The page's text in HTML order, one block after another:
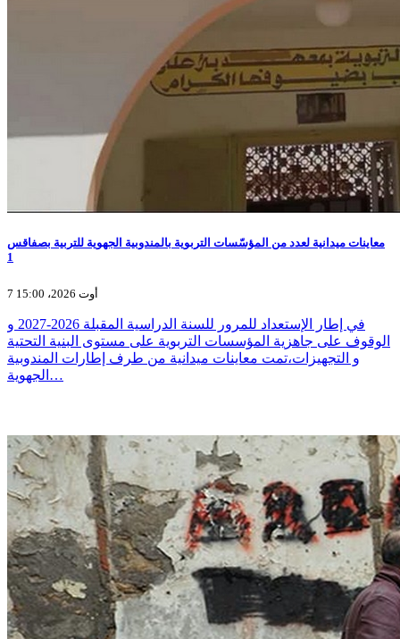
معاينات ميدانية لعدد من المؤسّسات التربوية بالمندوبية الجهوية للتربية بصفاقس
1
7 أوت 2026، 15:00
في إطار الإستعداد للمرور للسنة الدراسية المقبلة 2026-2027 و
الوقوف على جاهزية المؤسسات التربوية على مستوى البنية التحتية
و التجهيزات،تمت معاينات ميدانية من طرف إطارات المندوبية
الجهوية…